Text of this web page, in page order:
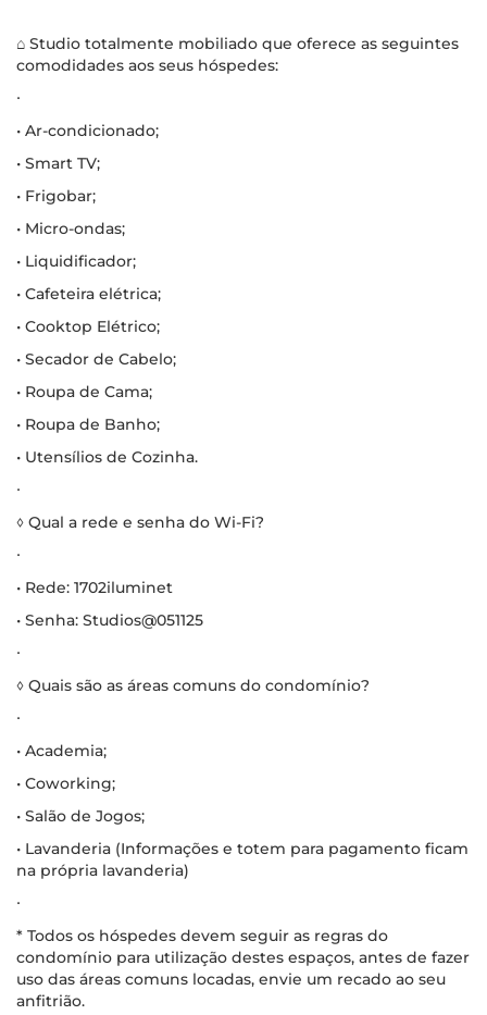
⌂ Studio totalmente mobiliado que oferece as seguintes
comodidades aos seus hóspedes:
∙
• Ar-condicionado;
• Smart TV;
• Frigobar;
• Micro-ondas;
• Liquidificador;
• Cafeteira elétrica;
• Cooktop Elétrico;
• Secador de Cabelo;
• Roupa de Cama;
• Roupa de Banho;
• Utensílios de Cozinha.
∙
◊ Qual a rede e senha do Wi-Fi?
∙
• Rede: 1702iluminet
• Senha: Studios@051125
∙
◊ Quais são as áreas comuns do condomínio?
∙
• Academia;
• Coworking;
• Salão de Jogos;
• Lavanderia (Informações e totem para pagamento ficam
na própria lavanderia)
∙
* Todos os hóspedes devem seguir as regras do
condomínio para utilização destes espaços, antes de fazer
uso das áreas comuns locadas, envie um recado ao seu
anfitrião.